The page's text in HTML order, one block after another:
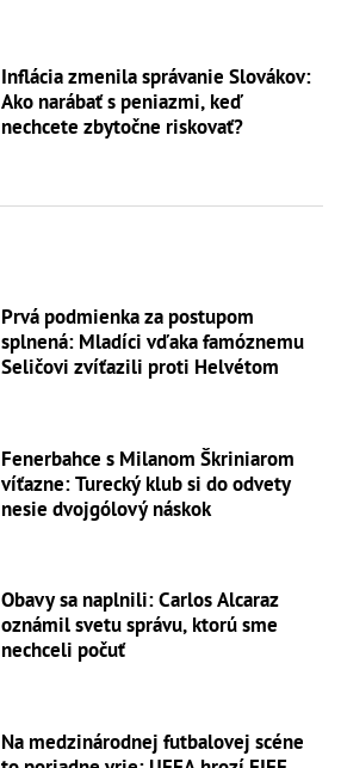
Inflácia zmenila správanie Slovákov:
Ako narábať s peniazmi, keď
nechcete zbytočne riskovať?
Prvá podmienka za postupom
splnená: Mladíci vďaka famóznemu
Seličovi zvíťazili proti Helvétom
Fenerbahce s Milanom Škriniarom
víťazne: Turecký klub si do odvety
nesie dvojgólový náskok
Obavy sa naplnili: Carlos Alcaraz
oznámil svetu správu, ktorú sme
nechceli počuť
Na medzinárodnej futbalovej scéne